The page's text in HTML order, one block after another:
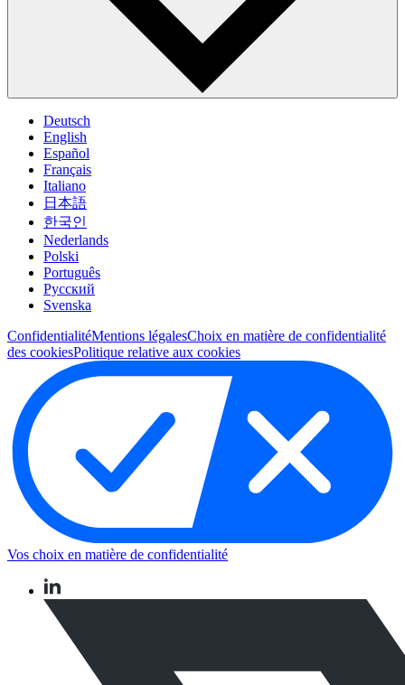
Deutsch
English
Español
Français
Italiano
日本語
한국인
Nederlands
Polski
Português
Pусский
Svenska
ConfidentialitéMentions légalesChoix en matière de confidentialité
des cookiesPolitique relative aux cookies
Vos choix en matière de confidentialité